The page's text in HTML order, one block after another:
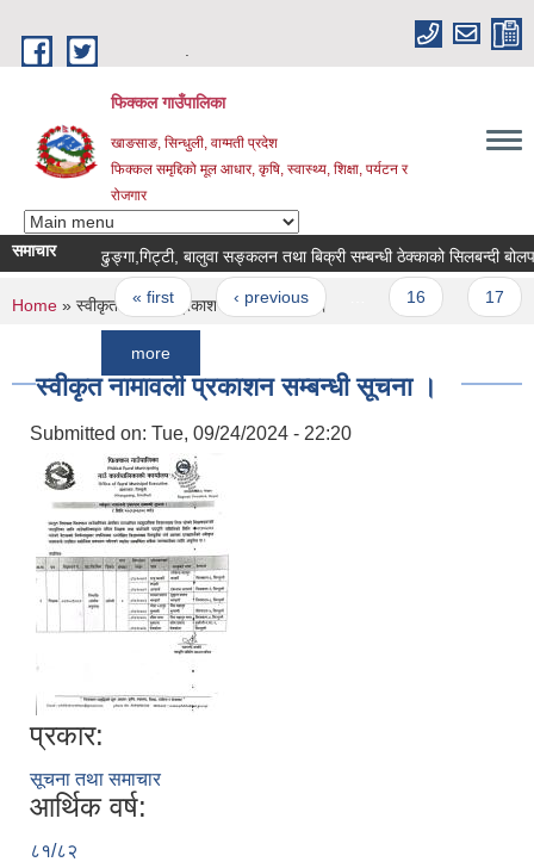
फिक्कल गाउँपालिका
खाङसाङ, सिन्धुली, वाग्मती प्रदेश
फिक्कल समृद्दिको मूल आधार, कृषि, स्वास्थ्य, शिक्षा, पर्यटन र
रोजगार
समाचारढुङ्गा,गिट्टी, बालुवा सङ्कलन तथा बिक्री सम्बन्धी ठेक्काको सिलबन्दी बोलपत्र
Pages
« first ‹ previous …
You are here
Home » स्वीकृत नामावली प्रकाशन सम्बन्धी सूचना ।
स्वीकृत नामावली प्रकाशन सम्बन्धी सूचना ।
Submitted on: Tue, 09/24/2024 - 22:20
प्रकार:
सूचना तथा समाचार
आर्थिक वर्ष:
८१/८२